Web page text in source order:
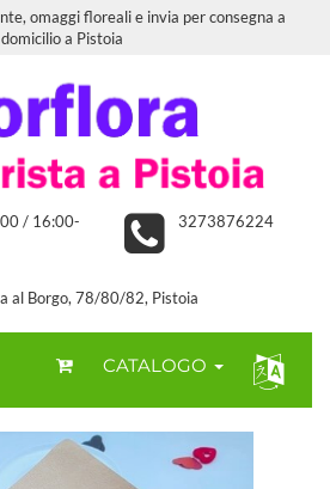
omaggi floreali e invia per consegna a
domicilio a Pistoia
/ 16:00-
3273876224
al Borgo, 78/80/82, Pistoia
CATALOGO